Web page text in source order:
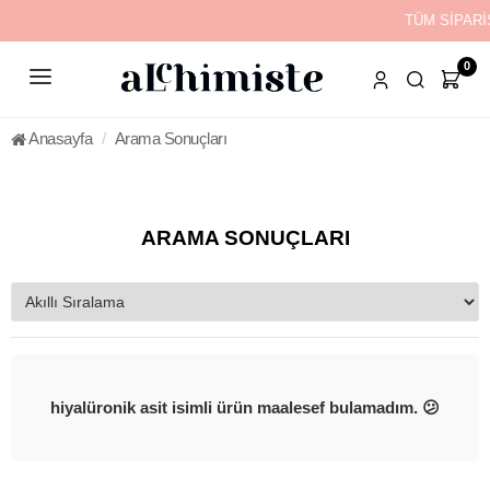
TÜM
0
Anasayfa Arama Sonuçları
ARAMA SONUÇLARI
hiyalüronik asit isimli ürün maalesef bulamadım. 😕